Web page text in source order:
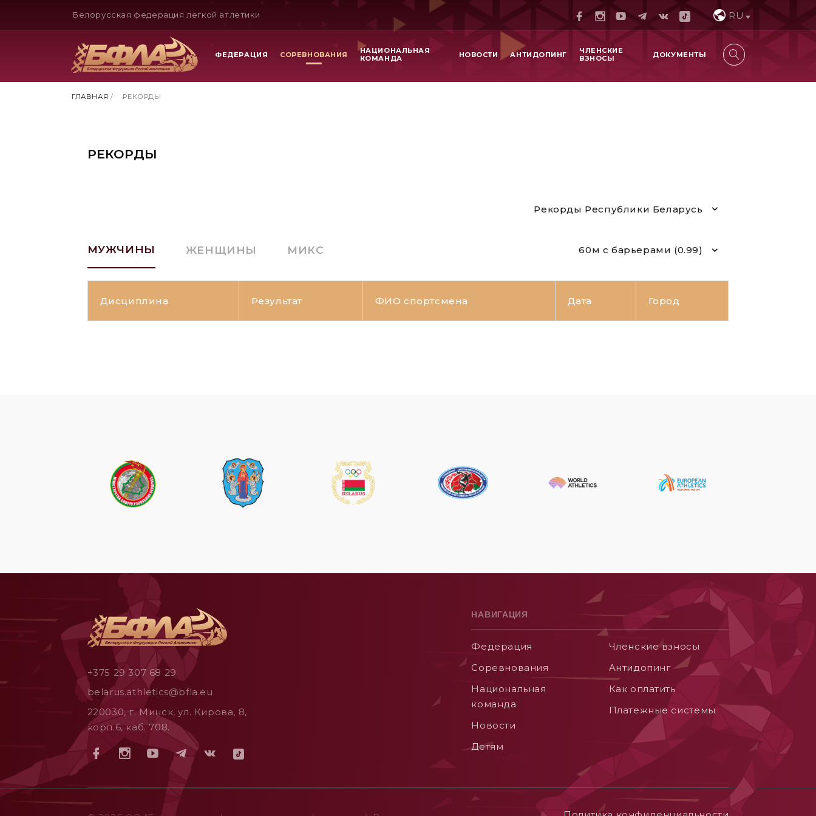
Белорусская федерация легкой атлетики RU
ФЕДЕРАЦИЯ СОРЕВНОВАНИЯ
НАЦИОНАЛЬНАЯ
КОМАНДА
НОВОСТИ АНТИДОПИНГ
ЧЛЕНСКИЕ
ВЗНОСЫ
ДОКУМЕНТЫ
ГЛАВНАЯ / РЕКОРДЫ
РЕКОРДЫ
Рекорды Республики Беларусь
МУЖЧИНЫ ЖЕНЩИНЫ МИКС 60м с барьерами (0.99)
Дисциплина Результат ФИО спортсмена Дата Город
+375 29 307 68 29
belarus.athletics@bfla.eu
220030, г. Минск, ул. Кирова, 8,
корп.6, каб. 708.
НАВИГАЦИЯ
Федерация
Соревнования
Национальная
команда
Новости
Детям
Членские взносы
Aнтидопинг
Как оплатить
Платежные системы